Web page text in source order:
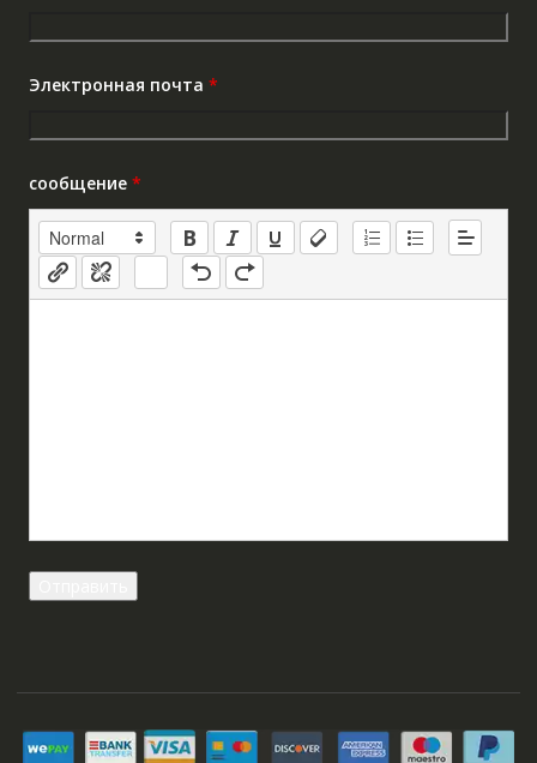
Электронная почта *
сообщение *